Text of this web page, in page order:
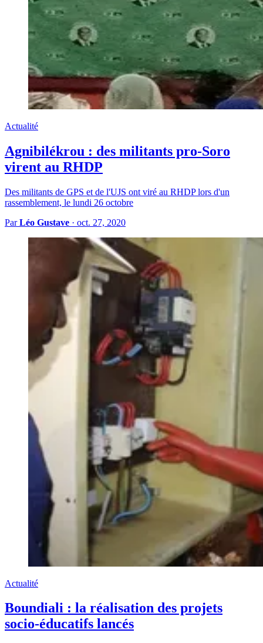
Actualité
Agnibilékrou : des militants pro-Soro
virent au RHDP
Des militants de GPS et de l'UJS ont viré au RHDP lors d'un
rassemblement, le lundi 26 octobre
ParLéo Gustave · oct. 27, 2020
Actualité
Boundiali : la réalisation des projets
socio-éducatifs lancés